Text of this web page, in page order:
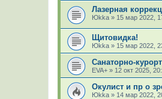
Лазерная
Юkka » 15 мар 2022,
Щитовидка!
Юkka » 15 мар 2022,
Санаторно-
EVA+ » 12 окт 2025,
Окулист и пр о
Юkka » 14 мар 2022,